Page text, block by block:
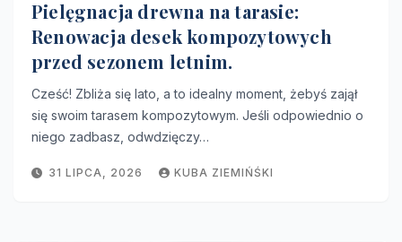
Pielęgnacja drewna na tarasie:
Renowacja desek kompozytowych
przed sezonem letnim.
Cześć! Zbliża się lato, a to idealny moment, żebyś zajął
się swoim tarasem kompozytowym. Jeśli odpowiednio o
niego zadbasz, odwdzięczy…
31 LIPCA, 2026 KUBA ZIEMIŃŚKI